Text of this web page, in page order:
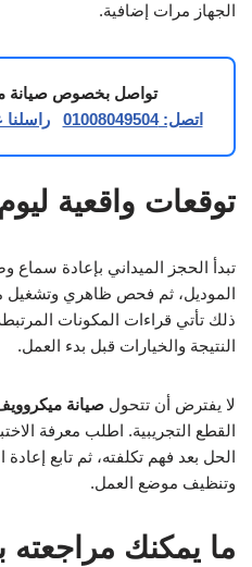
الجهاز مرات إضافية.
تواصل بخصوص صيانة
اتصل: 01008049504
توقعات واقعية
تبدأ الحجز الميداني بإعادة سماع
الموديل، ثم فحص ظاهري وتشغيل
ذلك تأتي قراءات المكونات
النتيجة والخيارات قبل بدء العمل.
لا يفترض أن تتحول صيانة
القطع التجريبية. اطلب معرفة
الحل بعد فهم تكلفته، ثم تابع
وتنظيف موضع العمل.
ما يمكنك مراجعته